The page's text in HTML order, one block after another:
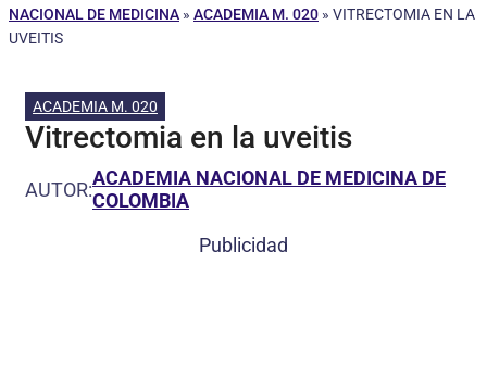
NACIONAL DE MEDICINA » ACADEMIA M. 020 » VITRECTOMIA EN LA
UVEITIS
ACADEMIA M. 020
Vitrectomia en la uveitis
AUTOR:ACADEMIA NACIONAL DE MEDICINA DE
COLOMBIA
Publicidad